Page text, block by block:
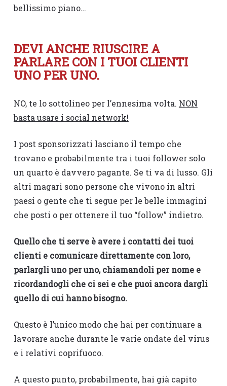
bellissimo piano…
DEVI ANCHE RIUSCIRE A
PARLARE CON I TUOI CLIENTI
UNO PER UNO.
NO, te lo sottolineo per l’ennesima volta. NON
basta usare i social network!
I post sponsorizzati lasciano il tempo che
trovano e probabilmente tra i tuoi follower solo
un quarto è davvero pagante. Se ti va di lusso. Gli
altri magari sono persone che vivono in altri
paesi o gente che ti segue per le belle immagini
che posti o per ottenere il tuo “follow” indietro.
Quello che ti serve è avere i contatti dei tuoi
clienti e comunicare direttamente con loro,
parlargli uno per uno, chiamandoli per nome e
ricordandogli che ci sei e che puoi ancora dargli
quello di cui hanno bisogno.
Questo è l’unico modo che hai per continuare a
lavorare anche durante le varie ondate del virus
e i relativi coprifuoco.
A questo punto, probabilmente, hai già capito